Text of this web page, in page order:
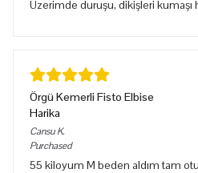
Üzerimde duruşu, dikişleri
Örgü Kemerli Fisto Elbise
Harika
Cansu K.
Purchased
55 kiloyum M beden aldım tam